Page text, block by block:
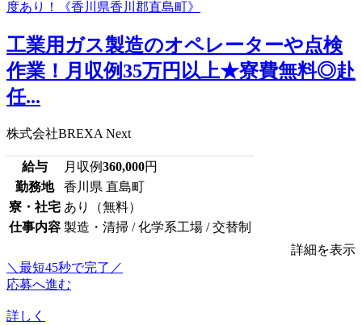
工業用ガス製造のオペレーターや点検
作業！月収例35万円以上★寮費無料◎赴
任...
株式会社BREXA Next
給与 月収例360,000円
勤務地
香川県 直島町
寮・社宅 あり（無料）
仕事内容 製造・清掃 / 化学系工場 / 交替制
詳細を表示
＼最短45秒で完了／
応募へ進む
詳しく